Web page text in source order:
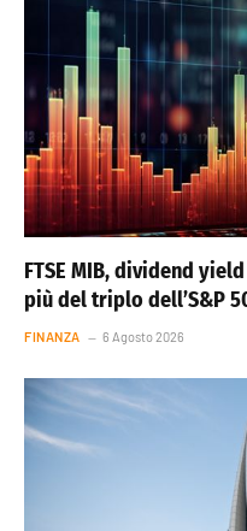
FTSE MIB, dividend
più del triplo dell’S&P
FINANZA 6 Agosto 2026